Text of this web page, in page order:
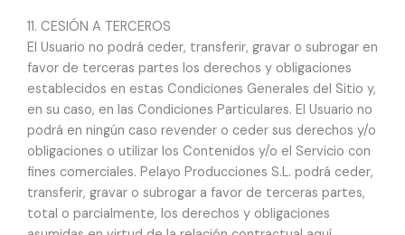
11. CESIÓN A TERCEROS
El Usuario no podrá ceder, transferir, gravar o subrogar en
favor de terceras partes los derechos y obligaciones
establecidos en estas Condiciones Generales del Sitio y,
en su caso, en las Condiciones Particulares. El Usuario no
podrá en ningún caso revender o ceder sus derechos y/o
obligaciones o utilizar los Contenidos y/o el Servicio con
fines comerciales. Pelayo Producciones S.L. podrá ceder,
transferir, gravar o subrogar a favor de terceras partes,
total o parcialmente, los derechos y obligaciones